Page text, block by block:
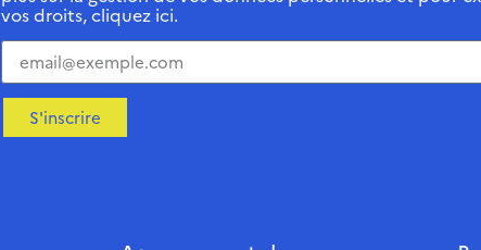
vos droits, cliquez ici.
S'inscrire